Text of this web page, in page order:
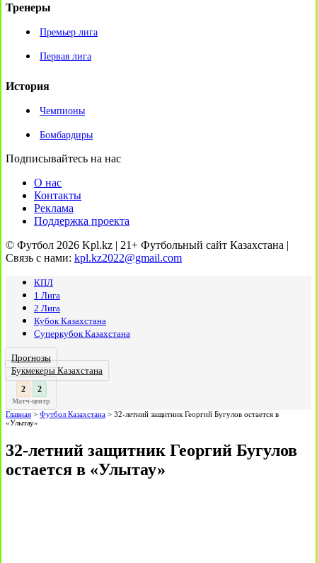
Тренеры
Премьер лига
Первая лига
История
Чемпионы
Бомбардиры
Подписывайтесь на нас
О нас
Контакты
Реклама
Поддержка проекта
© Футбол 2026 Kpl.kz | 21+ Футбольный сайт Казахстана |
Связь с нами: kpl.kz2022@gmail.com
КПЛ
1 Лига
2 Лига
Кубок Казахстана
Суперкубок Казахстана
Прогнозы
Букмекеры Казахстана
3 : 2
Матч-центр
Главная > Футбол Казахстана > 32-летний защитник Георгий Бугулов остается в
«Улытау»
32-летний защитник Георгий Бугулов
остается в «Улытау»